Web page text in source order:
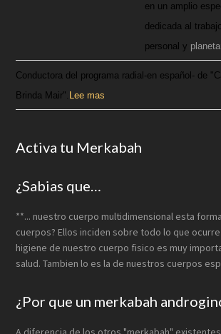
en un amplio
dedicada al
personal y
Conductora del programa radial-en español- de
Brinda Mair". Lee mas
Activa tu Merkabah
¿Sabias que…
**... nuestro cuerpo multidimensional esta
cuerpos? Ellos inciden sobre todo lo que
higiene de nuestro cuerpo fisico es muy
salud. Tambien lo es la de nuestros cuerpos
¿Por que un merkabah